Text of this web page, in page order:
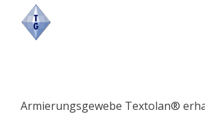
Armierungsgewebe Textolan®